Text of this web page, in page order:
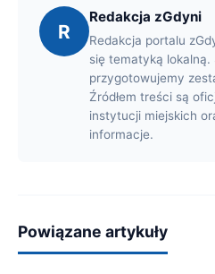
R
Redakcja zGdyni
Redakcja portalu
się tematyką
przygotowujemy
Źródłem treści są
instytucji miejskich
informacje.
Powiązane artykuły